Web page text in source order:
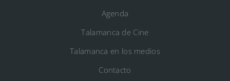
Agenda
Talamanca de Cine
Talamanca en los medios
Contacto